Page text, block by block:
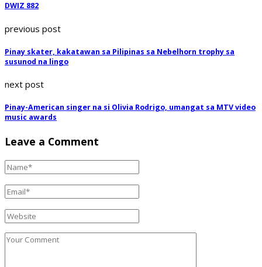
DWIZ 882
previous post
Pinay skater, kakatawan sa Pilipinas sa Nebelhorn trophy sa
susunod na lingo
next post
Pinay-American singer na si Olivia Rodrigo, umangat sa MTV video
music awards
Leave a Comment